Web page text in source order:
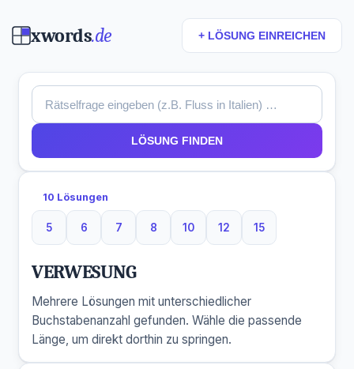
xwords.de + LÖSUNG EINREICHEN
LÖSUNG FINDEN
10 Lösungen
5
5 Buchstaben
6
6 Buchstaben
7
7 Buchstaben
8
8 Buchstaben
10
10 Buchstaben
12
12 Buchstaben
15
15 Buchstaben
VERWESUNG
Mehrere Lösungen mit unterschiedlicher
Buchstabenanzahl gefunden. Wähle die passende
Länge, um direkt dorthin zu springen.